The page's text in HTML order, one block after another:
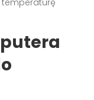
temperaturę